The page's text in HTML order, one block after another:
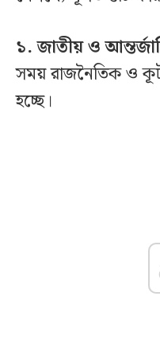
১. জাতীয় ও
সময় রাজনৈতিক ও
হচ্ছে।